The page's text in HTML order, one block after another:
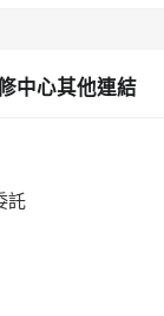
中心其他連結
託